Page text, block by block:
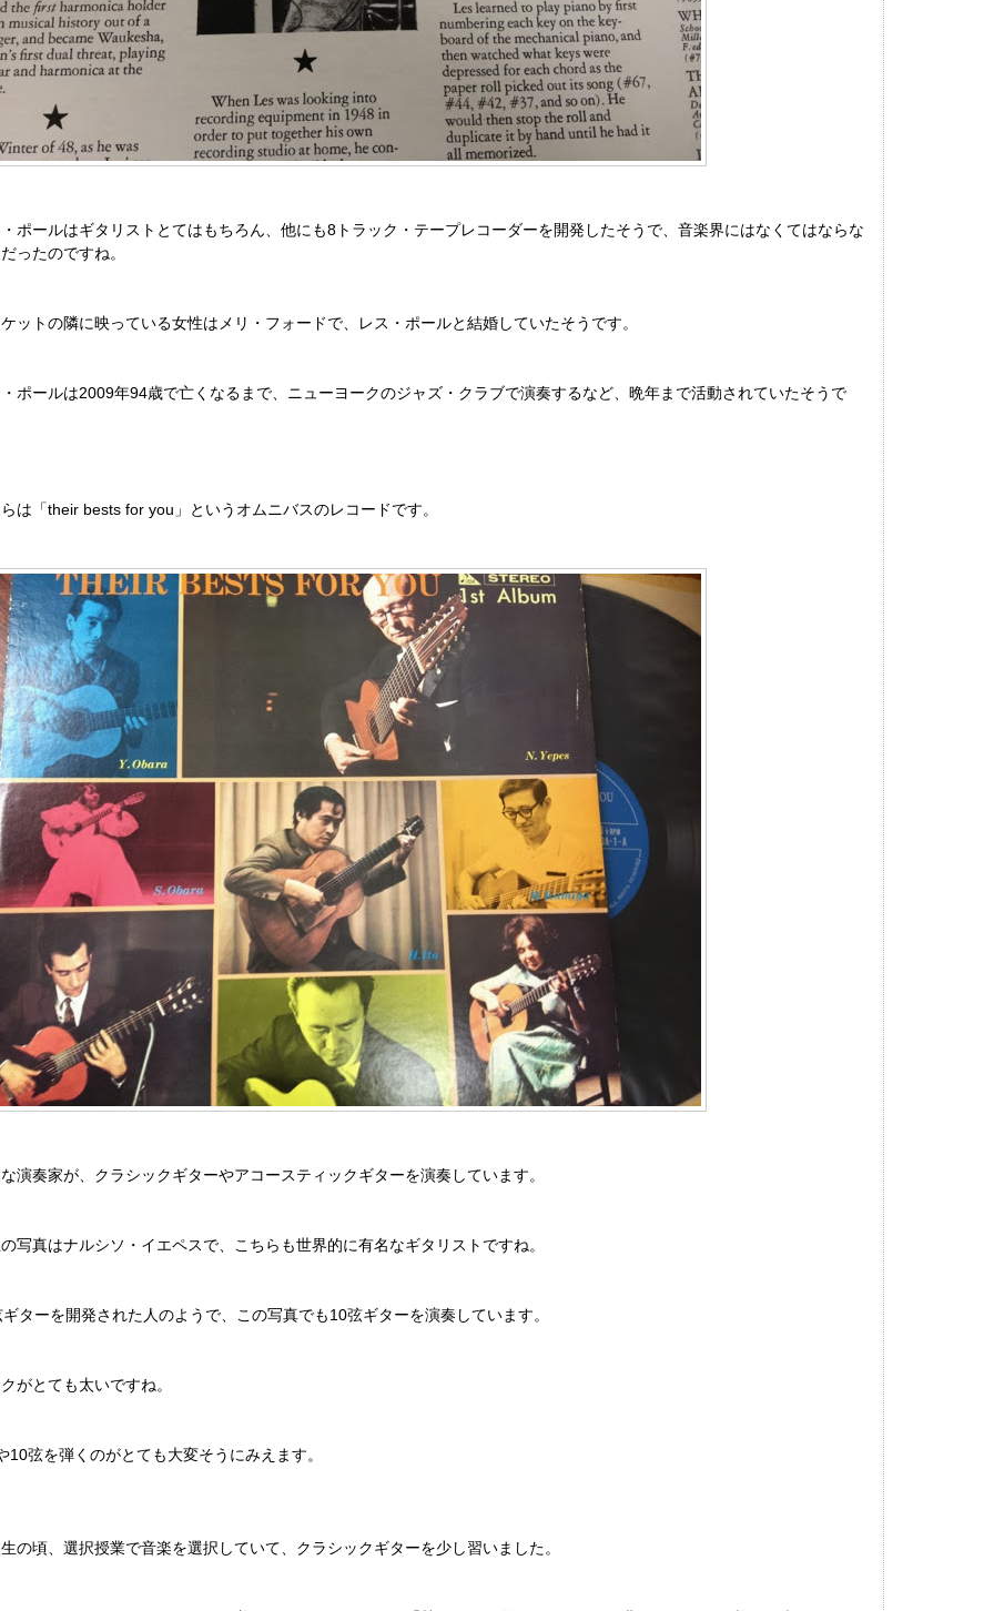
ポールはギタリストとてはもちろん、他にも8トラック・テープレコーダーを開発したそうで、音楽界にはなくてはならな
ったのですね。
ットの隣に映っている女性はメリ・フォードで、レス・ポールと結婚していたそうです。
ポールは2009年94歳で亡くなるまで、ニューヨークのジャズ・クラブで演奏するなど、晩年まで活動されていたそうで
は「their bests for you」というオムニバスのレコードです。
演奏家が、クラシックギターやアコースティックギターを演奏しています。
写真はナルシソ・イエペスで、こちらも世界的に有名なギタリストですね。
ターを開発された人のようで、この写真でも10弦ギターを演奏しています。
がとても太いですね。
10弦を弾くのがとても大変そうにみえます。
の頃、選択授業で音楽を選択していて、クラシックギターを少し習いました。